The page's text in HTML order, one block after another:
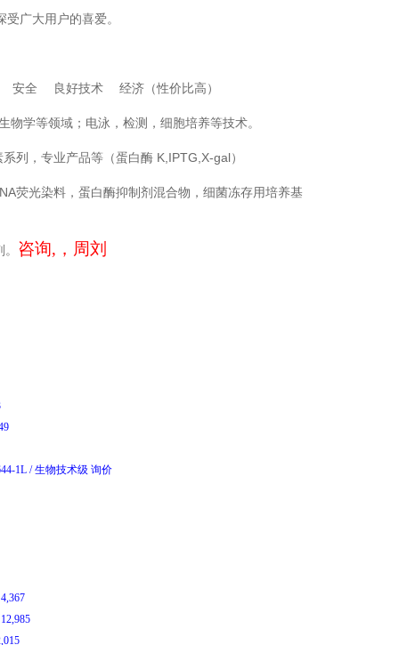
广大用户的喜爱。
全 良好技术 经济（性价比高）
学等领域；电泳，检测，细胞培养等技术。
列，专业产品等（蛋白酶 K,IPTG,X-gal）
荧光染料，蛋白酶抑制剂混合物，细菌冻存用培养基
咨询,，周刘
1L / 生物技术级 询价
4,367
12,985